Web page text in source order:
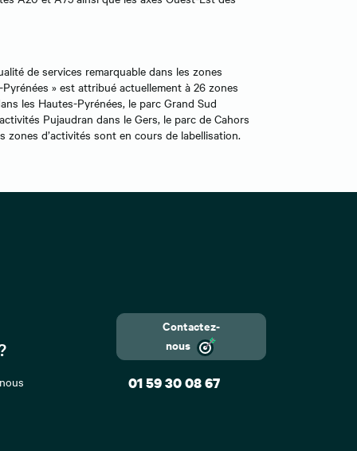
de services remarquable dans les zones
» est attribué actuellement à 26 zones
les Hautes-Pyrénées, le parc Grand Sud
Pujaudran dans le Gers, le parc de Cahors
zones d’activités sont en cours de labellisation.
Contactez-
nous
01 59 30 08 67